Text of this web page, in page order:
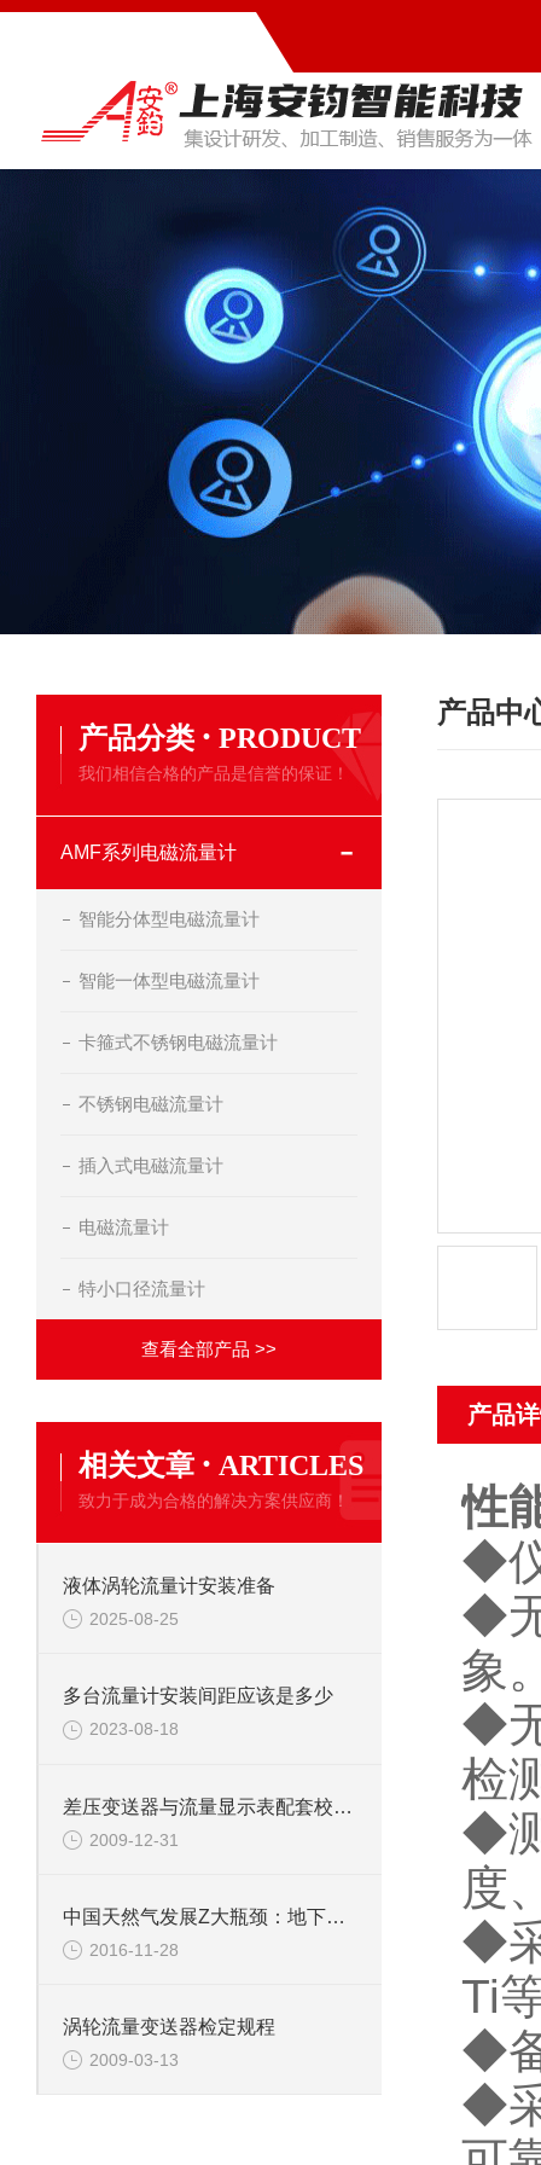
产品分类 · PRODUCT
我们相信合格的产品是信誉的保证！
AMF系列电磁流量计
智能分体型电磁流量计
智能一体型电磁流量计
卡箍式不锈钢电磁流量计
不锈钢电磁流量计
插入式电磁流量计
电磁流量计
特小口径流量计
查看全部产品 >>
相关文章 · ARTICLES
致力于成为合格的解决方案供应商！
液体涡轮流量计安装准备
2025-08-25
多台流量计安装间距应该是多少
2023-08-18
差压变送器与流量显示表配套校验的条件一般是具备的
2009-12-31
中国天然气发展Z大瓶颈：地下储气库不足
2016-11-28
涡轮流量变送器检定规程
2009-03-13
产品中
产品
性
◆
◆
象
◆
检
◆
度
◆
Ti
◆
◆